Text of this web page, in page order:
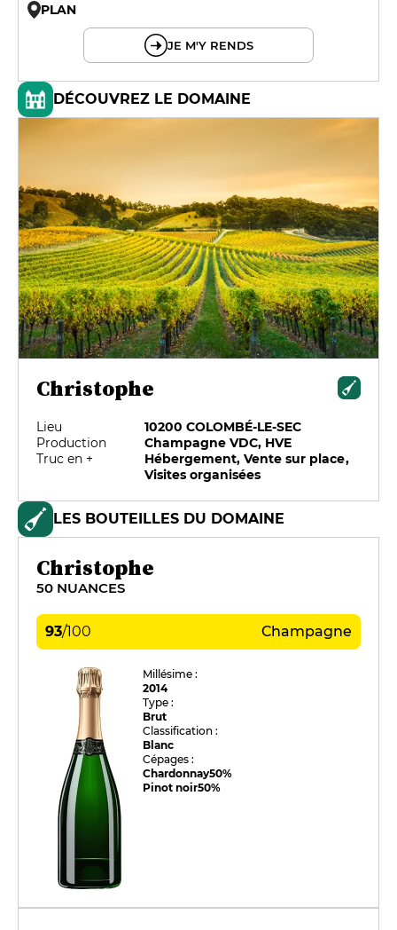
PLAN
JE M'Y RENDS
DÉCOUVREZ LE DOMAINE
Christophe
Lieu
10200 COLOMBÉ-LE-SEC
Production
Champagne VDC, HVE
Truc en +
Hébergement, Vente sur place,
Visites organisées
LES BOUTEILLES DU DOMAINE
Christophe
50 NUANCES
93/100 Champagne
Millésime :
2014
Type :
Brut
Classification :
Blanc
Cépages :
Chardonnay50%
Pinot noir50%